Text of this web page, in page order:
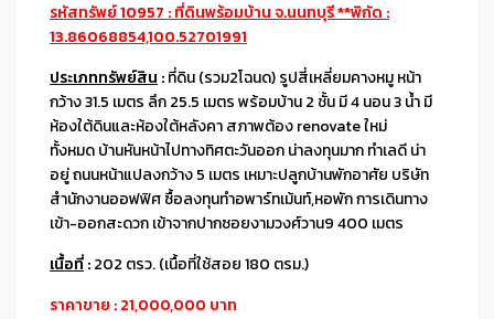
รหัสทรัพย์ 10957 : ที่ดินพร้อมบ้าน จ.นนทบุรี **พิกัด :
13.86068854,100.52701991
ประเภททรัพย์สิน :ที่ดิน (รวม2โฉนด) รูปสี่เหลี่ยมคางหมู หน้า
กว้าง 31.5 เมตร ลึก 25.5 เมตร พร้อมบ้าน 2 ชั้น มี 4 นอน 3 น้ำ มี
ห้องใต้ดินและห้องใต้หลังคา สภาพต้อง renovate ใหม่
ทั้งหมด บ้านหันหน้าไปทางทิศตะวันออกน่าลงทุนมาก ทำเลดี น่า
อยู่ ถนนหน้าแปลงกว้าง 5 เมตร เหมาะปลูกบ้านพักอาศัย บริษัท
สำนักงานออฟฟิศ ซื้อลงทุนทำอพาร์ทเม้นท์,หอพัก การเดินทาง
เข้า-ออกสะดวก เข้าจากปากซอยงามวงศ์วาน9 400 เมตร
เนื้อที่:202 ตรว. (เนื้อที่ใช้สอย 180 ตรม.)
ราคาขาย : 21,000,000 บาท